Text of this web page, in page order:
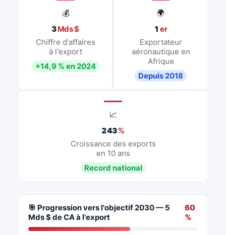
💰
3Mds $
Chiffre d'affaires
à l'export
+14,9 % en 2024
🌍
1 er
Exportateur
aéronautique en
Afrique
Depuis 2018
📈
243%
Croissance des exports
en 10 ans
Record national
🎯 Progression vers l'objectif 2030 — 5
Mds $ de CA à l'export
60
%